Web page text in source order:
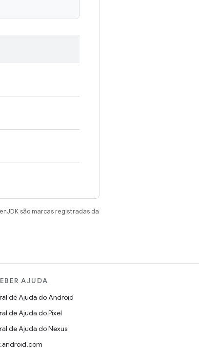
são marcas registradas da
AJUDA
de Ajuda do Android
de Ajuda do Pixel
de Ajuda do Nexus